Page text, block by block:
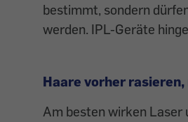
bestimmt, sondern
werden. IPL-Geräte
Haare vorher
Am besten wirken Laser